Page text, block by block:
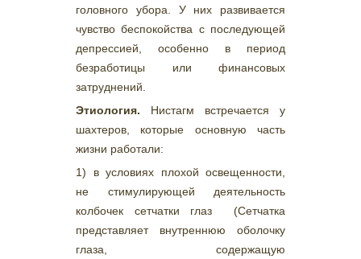
головного убора. У них развивается
чувство беспокойства с последующей
депрессией, особенно в период
безработицы или финансовых
затруднений.
Этиология. Нистагм встречается у
шахтеров, которые основную часть
жизни работали:
1) в условиях плохой освещенности,
не стимулирующей деятельность
колбочек сетчатки глаз (Сетчатка
представляет внутреннюю оболочку
глаза, содержащую